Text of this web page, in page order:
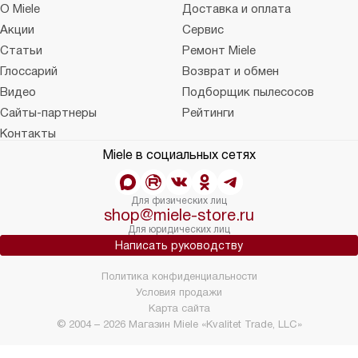
О Miele
Доставка и оплата
Акции
Сервис
Статьи
Ремонт Miele
Глоссарий
Возврат и обмен
Видео
Подборщик пылесосов
Сайты-партнеры
Рейтинги
Контакты
Miele в социальных сетях
Для физических лиц
shop@miele-store.ru
Для юридических лиц
Написать руководству
© 2004 – 2026 Магазин Miele «Kvalitet Trade, LLC»
Политика конфиденциальности
Условия продажи
Карта сайта